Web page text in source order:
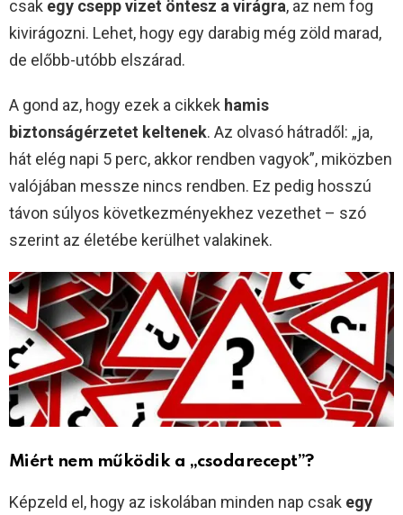
csak egy csepp vizet öntesz a virágra, az nem fog
kivirágozni. Lehet, hogy egy darabig még zöld marad,
de előbb-utóbb elszárad.
A gond az, hogy ezek a cikkek hamis
biztonságérzetet keltenek. Az olvasó hátradől: „ja,
hát elég napi 5 perc, akkor rendben vagyok”, miközben
valójában messze nincs rendben. Ez pedig hosszú
távon súlyos következményekhez vezethet – szó
szerint az életébe kerülhet valakinek.
Miért nem működik a „csodarecept”?
Képzeld el, hogy az iskolában minden nap csak egy